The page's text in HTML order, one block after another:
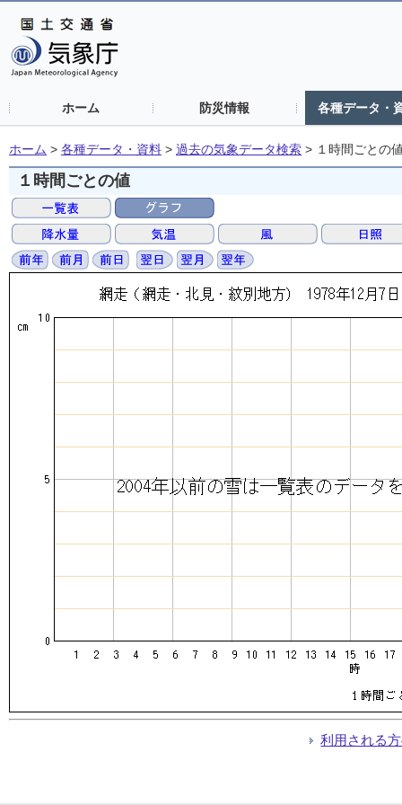
ホーム 防災情報 各種データ・
ホーム > 各種データ・資料 > 過去の気象データ検索 > １時間ごとの
１時間ごとの値
利用される